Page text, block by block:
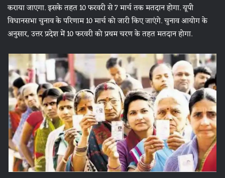
कराया जाएगा. इसके तहत 10 फरवरी से 7 मार्च तक मतदान होगा. यूपी
विधानसभा चुनाव के परिणाम 10 मार्च को जारी किए जाएंगे. चुनाव आयोग के
अनुसार, उत्तर प्रदेश में 10 फरवरी को प्रथम चरण के तहत मतदान होगा.